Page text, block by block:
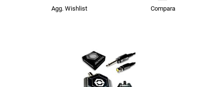
Agg. Wishlist Compara